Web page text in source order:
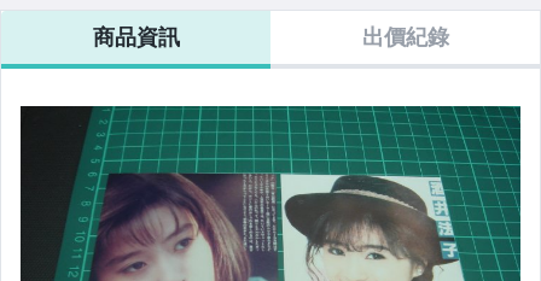
偶像、球員卡與郵幣
電玩遊戲與主機
商品資訊 出價紀錄